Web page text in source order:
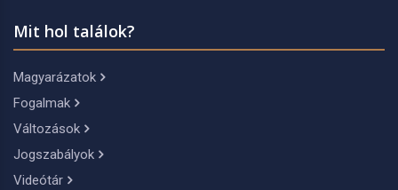
Mit hol találok?
Magyarázatok
Fogalmak
Változások
Jogszabályok
Videótár